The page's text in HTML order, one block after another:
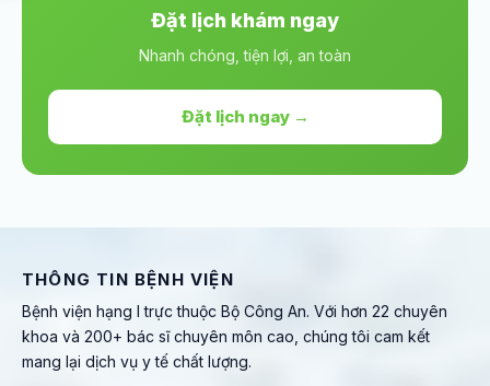
Đặt lịch khám ngay
Nhanh chóng, tiện lợi, an toàn
Đặt lịch ngay →
THÔNG TIN BỆNH VIỆN
Bệnh viện hạng I trực thuộc Bộ Công An. Với hơn 22 chuyên
khoa và 200+ bác sĩ chuyên môn cao, chúng tôi cam kết
mang lại dịch vụ y tế chất lượng.